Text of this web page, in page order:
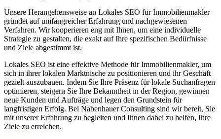
Unsere Herangehensweise an Lokales SEO für Immobilienmakler
gründet auf umfangreicher Erfahrung und nachgewiesenen
Verfahren. Wir kooperieren eng mit Ihnen, um eine individuelle
Strategie zu gestalten, die exakt auf Ihre spezifischen Bedürfnisse
und Ziele abgestimmt ist.
Lokales SEO ist eine effektive Methode für Immobilienmakler, um
sich in ihrer lokalen Marktnische zu positionieren und ihr Geschäft
gezielt auszubauen. Indem Sie Ihre Präsenz für lokale Suchanfragen
optimieren, steigern Sie Ihre Bekanntheit in der Region, gewinnen
neue Kunden und Aufträge und legen den Grundstein für
langfristigen Erfolg. Bei Nabenhauer Consulting sind wir bereit, Sie
mit unserer Erfahrung zu begleiten und Ihnen dabei zu helfen, Ihre
Ziele zu erreichen.